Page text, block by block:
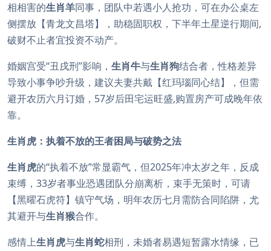
相相害的生肖羊同事，团队中若遇小人抢功，可在办公桌左
侧摆放【青龙文昌塔】，助稳固职权，下半年土星逆行期间,
破财不止者宜投资不动产。
婚姻宫受“丑戌刑”影响， 生肖牛与生肖狗结合者，性格差异
导致小事争吵升级，建议夫妻共戴【红玛瑙同心结】，但需
避开农历六月订婚，57岁后田宅运旺盛,购置房产可成晚年依
靠。
生肖虎：执着不放的王者困局与破势之法
生肖虎的“执着不放”常显霸气，但2025年冲太岁之年，反成
束缚，33岁者事业恐遇团队分崩离析，束手无策时，可请
【黑曜石虎符】镇守气场，明年农历七月需防合同陷阱，尤
其避开与生肖猴合作。
感情上生肖虎与生肖蛇相刑，未婚者易遇短暂露水情缘，已